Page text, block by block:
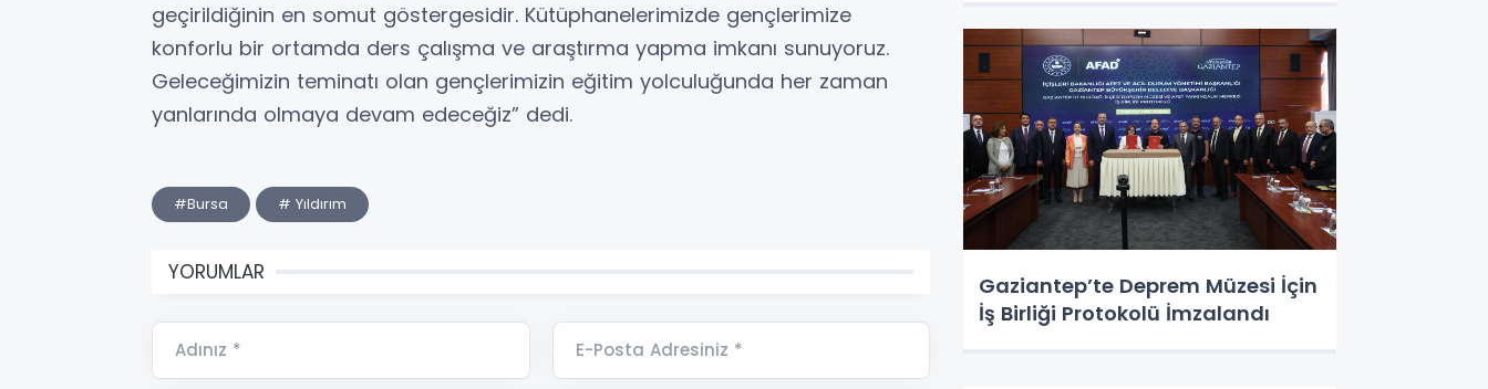
geçirildiğinin en somut göstergesidir. Kütüphanelerimizde gençlerimize
konforlu bir ortamda ders çalışma ve araştırma yapma imkanı sunuyoruz.
Geleceğimizin teminatı olan gençlerimizin eğitim yolculuğunda her zaman
yanlarında olmaya devam edeceğiz” dedi.
#Bursa # Yıldırım
YORUMLAR
Adınız * E-Posta Adresiniz *
Gaziantep’te Deprem Müzesi İçin
İş Birliği Protokolü İmzalandı